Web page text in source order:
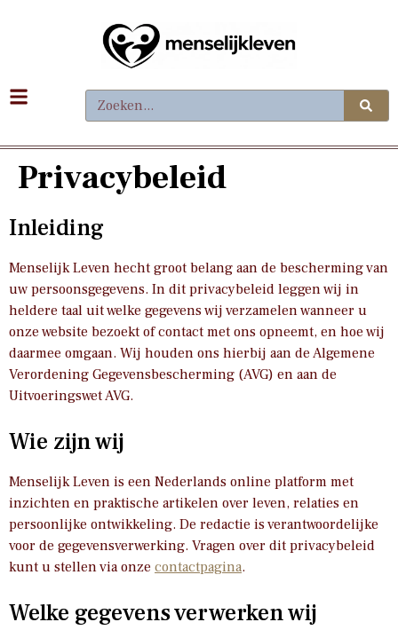
Privacybeleid
Inleiding
Menselijk Leven hecht groot belang aan de bescherming van
uw persoonsgegevens. In dit privacybeleid leggen wij in
heldere taal uit welke gegevens wij verzamelen wanneer u
onze website bezoekt of contact met ons opneemt, en hoe wij
daarmee omgaan. Wij houden ons hierbij aan de Algemene
Verordening Gegevensbescherming (AVG) en aan de
Uitvoeringswet AVG.
Wie zijn wij
Menselijk Leven is een Nederlands online platform met
inzichten en praktische artikelen over leven, relaties en
persoonlijke ontwikkeling. De redactie is verantwoordelijke
voor de gegevensverwerking. Vragen over dit privacybeleid
kunt u stellen via onze contactpagina.
Welke gegevens verwerken wij